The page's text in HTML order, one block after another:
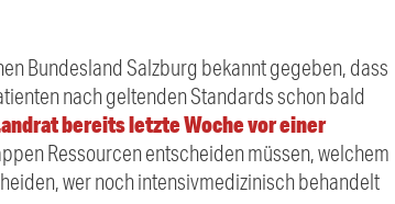
Bundesland Salzburg bekannt gegeben, dass
nach geltenden Standards schon bald
bereits letzte Woche vor einer
Ressourcen entscheiden müssen, welchem
wer noch intensivmedizinisch behandelt